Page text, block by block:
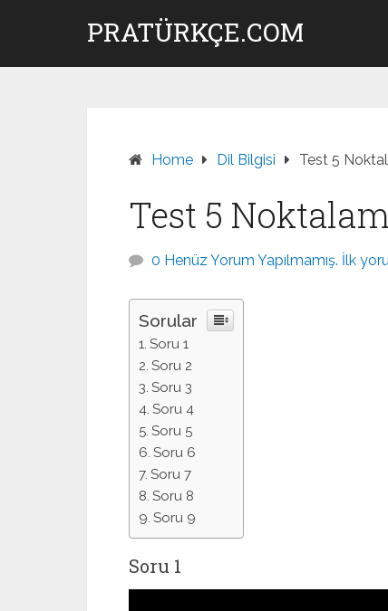
PRATÜRKÇE.COM
Home Dil Bilgisi Test 5
Test 5
0 Henüz Yorum Yapılmamış. İlk
Sorular
Soru 1
Soru 2
Soru 3
Soru 4
Soru 5
Soru 6
Soru 7
Soru 8
Soru 9
Soru 1